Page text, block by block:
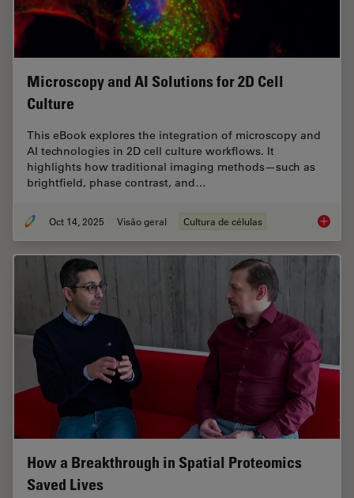
Microscopy and AI Solutions for 2D Cell
Culture
This eBook explores the integration of microscopy and
AI technologies in 2D cell culture workflows. It
highlights how traditional imaging methods—such as
brightfield, phase contrast, and…
Oct 14, 2025 Visão geral Cultura de células
How a Breakthrough in Spatial Proteomics
Saved Lives